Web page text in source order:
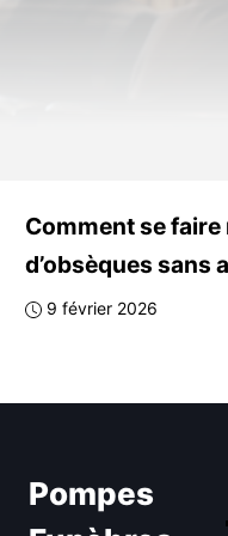
Comment se
d’obsèques sans
9 février 2026
Pompes